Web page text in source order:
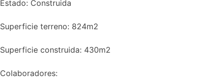
Estado: Construida
Superficie terreno: 824m2
Superficie construida: 430m2​
Colaboradores: